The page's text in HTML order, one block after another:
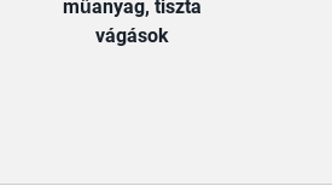
műanyag, tiszta
vágások